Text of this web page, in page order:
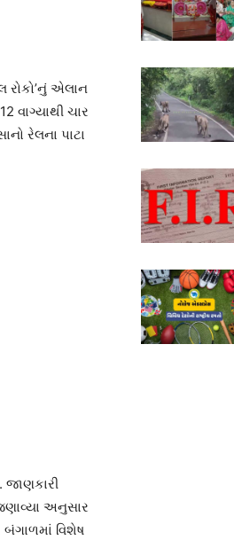
રોકો’નું એલાન
ચાર
રેલના પાટા
અનુસાર
વિશેષ